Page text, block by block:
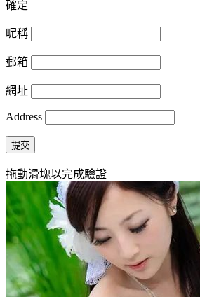
確定
昵稱
郵箱
網址
Address
提交
拖動滑塊以完成驗證